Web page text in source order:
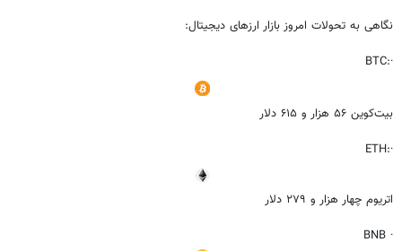
نگاهی به تحولات امروز بازار ارزهای دیجیتال:
·:BTC
بیت‌کوین ۵۶ هزار و ۶۱۵ دلار
·:ETH
اتریوم چهار هزار و ۲۷۹ دلار
· BNB